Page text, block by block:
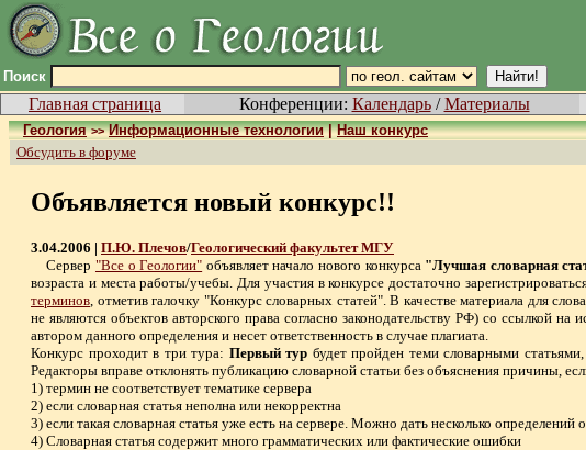
Поиск
Главная страница Конференции: Календарь/Материалы
Геология >> Информационные технологии|Наш конкурс
Обсудить в форуме
Объявляется новый конкурс!!
3.04.2006 | П.Ю. Плечов/Геологический факультет МГУ
Сервер "Все о Геологии" объявляет начало нового конкурса "Лучшая словарная
возраста и места работы/учебы. Для участия в конкурсе достаточно
терминов , отметив галочку "Конкурс словарных статей". В качестве материала для
не являются объектов авторского права согласно законодательству РФ) со ссылкой
автором данного определения и несет ответственность в случае плагиата.
Конкурс проходит в три тура: Первый тур будет пройден теми словарными
Редакторы вправе отклонять публикацию словарной статьи без объяснения причины,
1) термин не соответствует тематике сервера
2) если словарная статья неполна или некорректна
3) если такая словарная статья уже есть на сервере. Можно дать несколько
4) Словарная статья содержит много грамматических или фактические ошибки